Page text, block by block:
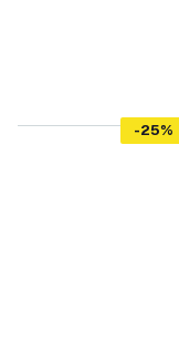
-25%